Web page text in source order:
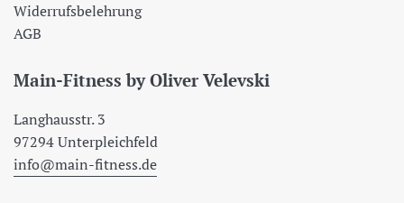
Widerrufsbelehrung
AGB
Main-Fitness by Oliver Velevski
Langhausstr. 3
97294 Unterpleichfeld
info@main-fitness.de